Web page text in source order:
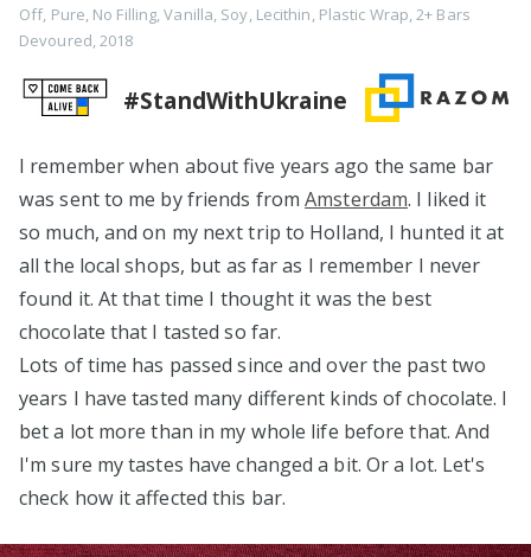
Off, Pure, No Filling,Vanilla, Soy, Lecithin, Plastic Wrap,2+ Bars
Devoured,2018
#StandWithUkraine
I remember when about five years ago the same bar
was sent to me by friends fromAmsterdam. I liked it
so much, and on my next trip to Holland, I hunted it at
all the local shops, but as far as I remember I never
found it. At that time I thought it was the best
chocolate that I tasted so far.
Lots of time has passed since and over the past two
years I have tasted many different kinds of chocolate. I
bet a lot more than in my whole life before that. And
I'm sure my tastes have changed a bit. Or a lot. Let's
check how it affected this bar.